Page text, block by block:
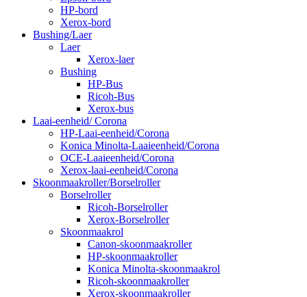
HP-bord
Xerox-bord
Bushing/Laer
Laer
Xerox-laer
Bushing
HP-Bus
Ricoh-Bus
Xerox-bus
Laai-eenheid/ Corona
HP-Laai-eenheid/Corona
Konica Minolta-Laaieenheid/Corona
OCE-Laaieenheid/Corona
Xerox-laai-eenheid/Corona
Skoonmaakroller/Borselroller
Borselroller
Ricoh-Borselroller
Xerox-Borselroller
Skoonmaakrol
Canon-skoonmaakroller
HP-skoonmaakroller
Konica Minolta-skoonmaakrol
Ricoh-skoonmaakroller
Xerox-skoonmaakroller